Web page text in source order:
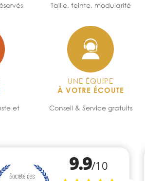
Taille, teinte, modularité
et
UNE ÉQUIPE
À VOTRE ÉCOUTE
Conseil & Service gratuits